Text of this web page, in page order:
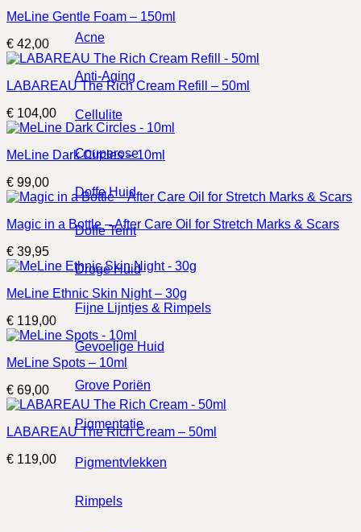
Acne
Anti-Aging
Cellulite
Couperose
Doffe Huid
Doffe Teint
Droge Huid
Fijne Lijntjes & Rimpels
Gevoelige Huid
Grove Poriën
Pigmentatie
Pigmentvlekken
Rimpels
MeLine Gentle Foam – 150ml
€ 42,00
LABAREAU The Rich Cream Refill – 50ml
€ 104,00
MeLine Dark Circles – 10ml
€ 99,00
Magic in a Bottle – After Care Oil for Stretch Marks & Scars
€ 39,95
MeLine Ethnic Skin Night – 30g
€ 119,00
MeLine Spots – 10ml
€ 69,00
LABAREAU The Rich Cream – 50ml
€ 119,00